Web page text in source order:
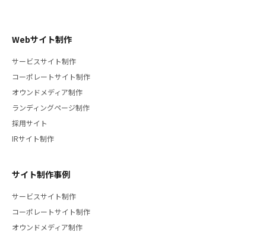
Webサイト制作
サービスサイト制作
コーポレートサイト制作
オウンドメディア制作
ランディングページ制作
採用サイト
IRサイト制作
サイト制作事例
サービスサイト制作
コーポレートサイト制作
オウンドメディア制作